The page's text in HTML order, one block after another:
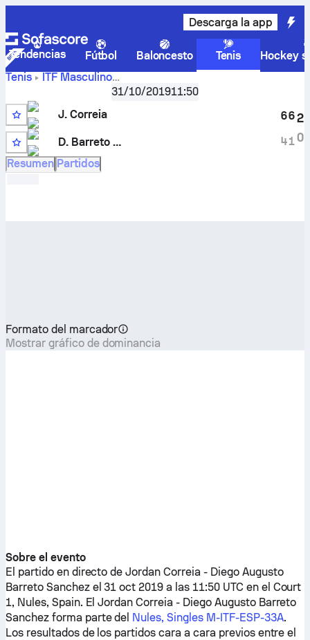
Descarga la app
Tendencias Fútbol Baloncesto Tenis
Hockey
Tenis
ITF Masculino
Nules, Singles M-ITF-ESP-33A,Octavos de final
Correia
directo y resultados cara a cara
31/10/201911:50
3
J. Correia
Q
D. Barreto Sanchez
6
4
6
1
2
0
Resumen Partidos
Formato del marcador
Mostrar gráfico de dominancia
Sobre el evento
El partido en directo deJordan Correia - Diego Augusto
Barreto Sanchezel 31 oct 2019 a las 11:50 UTC en el Court
1, Nules, Spain. ElJordan Correia - Diego Augusto Barreto
Sanchezforma parte del Nules, Singles M-ITF-ESP-33A.
Los resultados de los partidos cara a cara previos entre el